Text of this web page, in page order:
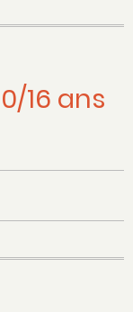
16 ans